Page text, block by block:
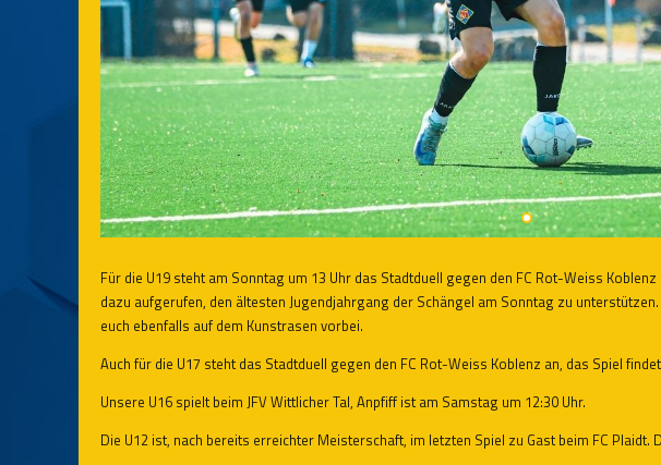
Für die U19 steht am Sonntag um 13 Uhr das Stadtduell gegen den FC Rot-Weiss
dazu aufgerufen, den ältesten Jugendjahrgang der Schängel am Sonntag zu
euch ebenfalls auf dem Kunstrasen vorbei.
Auch für die U17 steht das Stadtduell gegen den FC Rot-Weiss Koblenz an, das Spiel
Unsere U16 spielt beim JFV Wittlicher Tal, Anpfiff ist am Samstag um 12:30 Uhr.
Die U12 ist, nach bereits erreichter Meisterschaft, im letzten Spiel zu Gast beim FC Plaidt.